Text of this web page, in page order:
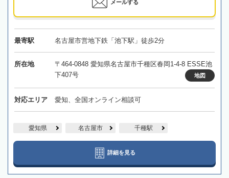
メールする
最寄駅 名古屋市営地下鉄「池下駅」徒歩2分
所在地
〒464-0848 愛知県名古屋市千種区春岡1-4-8 ESSE池
下407号
地図
対応エリア 愛知、全国オンライン相談可
愛知県 名古屋市 千種駅
詳細を見る